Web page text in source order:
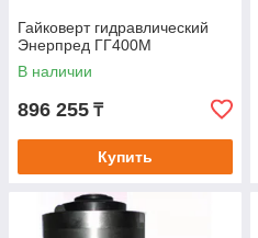
Гайковерт гидравлический
Энерпред ГГ400М
В наличии
896 255 ₸
Купить